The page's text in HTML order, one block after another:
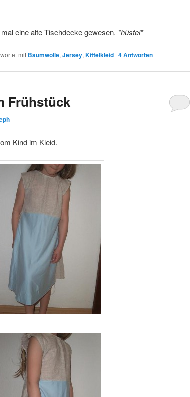
eine alte Tischdecke gewesen. *hüstel*
mit Baumwolle, Jersey, Kittelkleid | 4Antworten
Frühstück
Kind im Kleid.